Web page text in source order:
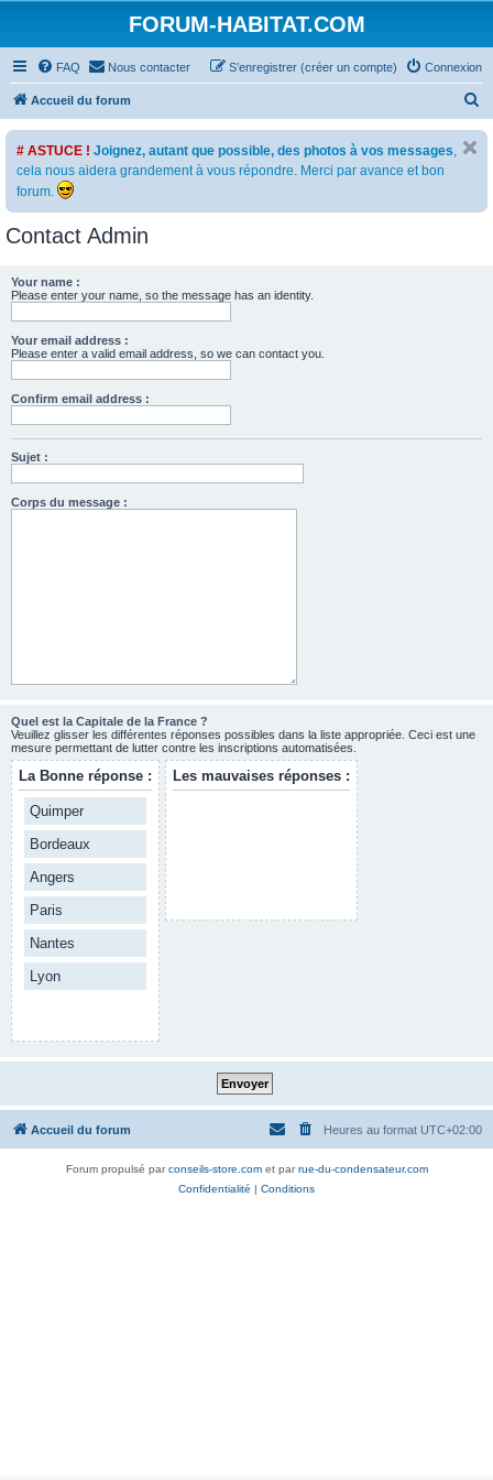
FORUM-HABITAT.COM
FAQ Nous contacter Connexion
S’enregistrer (créer un compte)
Accueil du forum
e
# ASTUCE ! Joignez, autant que possible, des photos à vos messages,
cela nous aidera grandement à vous répondre. Merci par avance et bon
forum.
Contact Admin
Your name :
Please enter your name, so the message has an identity.
Your email address :
Please enter a valid email address, so we can contact you.
Confirm email address :
Sujet :
Corps du message :
Quel est la Capitale de la France ?
Veuillez glisser les différentes réponses possibles dans la liste appropriée. Ceci est une
mesure permettant de lutter contre les inscriptions automatisées.
La Bonne réponse :
Quimper
Bordeaux
Angers
Paris
Nantes
Lyon
Les mauvaises réponses :
Accueil du forum Heures au format UTC+02:00
Forum propulsé parconseils-store.comet parrue-du-condensateur.com
Confidentialité | Conditions